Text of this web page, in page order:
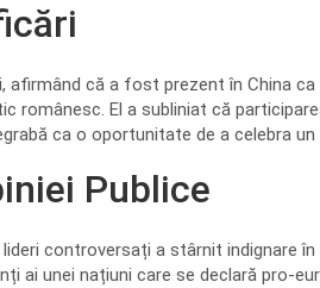
că a fost prezent în China ca
românesc. El a subliniat că
ca o oportunitate de a celebra
Publice
controversați a stârnit indignare
ai unei națiuni care se declară pro-